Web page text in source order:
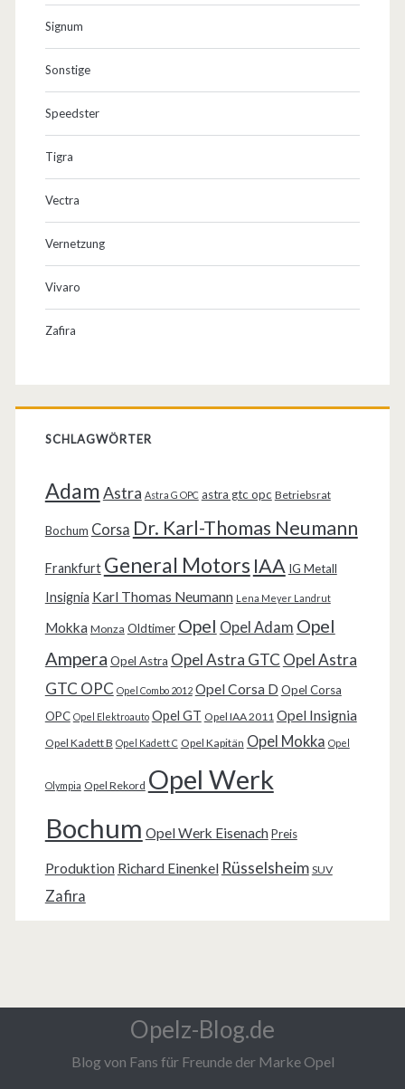
Signum
Sonstige
Speedster
Tigra
Vectra
Vernetzung
Vivaro
Zafira
SCHLAGWÖRTER
AdamAstra Astra G OPC astra gtc opc Betriebsrat
Bochum Corsa Dr. Karl-Thomas Neumann
Frankfurt General Motors IAA IG Metall
Insignia Karl Thomas Neumann Lena Meyer Landrut
Mokka Monza Oldtimer Opel Opel Adam Opel
Ampera Opel Astra Opel Astra GTC Opel Astra
GTC OPC Opel Combo 2012 Opel Corsa D Opel Corsa
OPC Opel Elektroauto Opel GT Opel IAA 2011 Opel Insignia
Opel Kadett B Opel Kadett C Opel Kapitän Opel Mokka Opel
Olympia Opel Rekord Opel Werk
Bochum Opel Werk Eisenach Preis
Produktion Richard Einenkel Rüsselsheim SUV
Zafira
Opelz-Blog.de
Blog von Fans für Freunde der Marke Opel